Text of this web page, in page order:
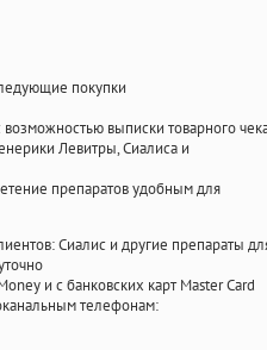
покупки
выписки товарного
Левитры, Сиалиса и
препаратов удобным для
Сиалис и другие препараты
и с банковских карт Master Card
телефонам: